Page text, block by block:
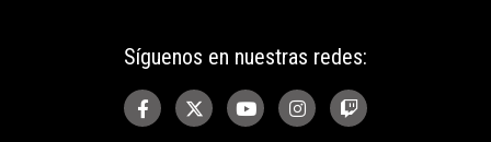
Síguenos en nuestras redes: